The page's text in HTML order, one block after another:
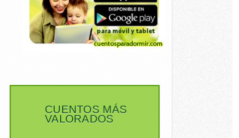
CUENTOS MÁS
VALORADOS